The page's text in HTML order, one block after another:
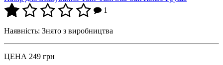
1
Наявність: Знято з виробництва
ЦЕНА 249 грн